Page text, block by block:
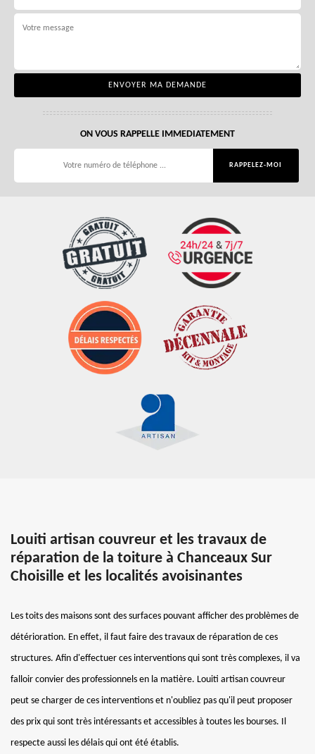
ON VOUS RAPPELLE IMMEDIATEMENT
Louiti artisan couvreur et les travaux de
réparation de la toiture à Chanceaux Sur
Choisille et les localités avoisinantes
Les toits des maisons sont des surfaces pouvant afficher des problèmes de
détérioration. En effet, il faut faire des travaux de réparation de ces
structures. Afin d'effectuer ces interventions qui sont très complexes, il va
falloir convier des professionnels en la matière. Louiti artisan couvreur
peut se charger de ces interventions et n'oubliez pas qu'il peut proposer
des prix qui sont très intéressants et accessibles à toutes les bourses. Il
respecte aussi les délais qui ont été établis.